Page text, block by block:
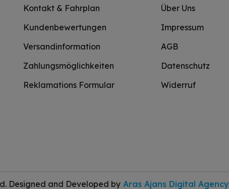
Kontakt & Fahrplan
Kundenbewertungen
Versandinformation
Zahlungsmöglichkeiten
Reklamations Formular
Über Uns
Impressum
AGB
Datenschutz
Widerruf
Designed and Developed by Aras Ajans Digital Agency